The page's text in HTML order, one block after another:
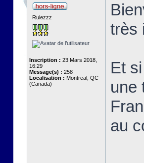
Rulezzz
Inscription : 23 Mars 2018,
16:29
Message(s) : 258
Localisation : Montreal, QC
(Canada)
très
Et
une
au